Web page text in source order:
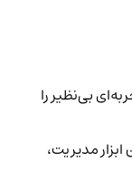
بی‌نظیر را
مدیریت،